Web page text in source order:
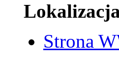
Strona